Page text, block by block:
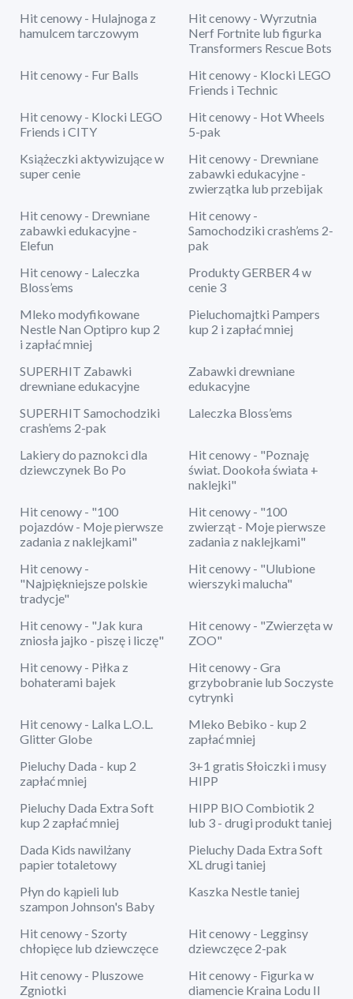
Hit cenowy - Hulajnoga z
hamulcem tarczowym
Hit cenowy - Wyrzutnia
Nerf Fortnite lub figurka
Transformers Rescue Bots
Hit cenowy - Fur Balls
Hit cenowy - Klocki LEGO
Friends i Technic
Hit cenowy - Klocki LEGO
Friends i CITY
Hit cenowy - Hot Wheels
5-pak
Książeczki aktywizujące w
super cenie
Hit cenowy - Drewniane
zabawki edukacyjne -
zwierzątka lub przebijak
Hit cenowy - Drewniane
zabawki edukacyjne -
Elefun
Hit cenowy -
Samochodziki crash’ems 2-
pak
Hit cenowy - Laleczka
Bloss’ems
Produkty GERBER 4 w
cenie 3
Mleko modyfikowane
Nestle Nan Optipro kup 2
i zapłać mniej
Pieluchomajtki Pampers
kup 2 i zapłać mniej
SUPERHIT Zabawki
drewniane edukacyjne
Zabawki drewniane
edukacyjne
SUPERHIT Samochodziki
crash’ems 2-pak
Laleczka Bloss’ems
Lakiery do paznokci dla
dziewczynek Bo Po
Hit cenowy - "Poznaję
świat. Dookoła świata +
naklejki"
Hit cenowy - "100
pojazdów - Moje pierwsze
zadania z naklejkami"
Hit cenowy - "100
zwierząt - Moje pierwsze
zadania z naklejkami"
Hit cenowy -
"Najpiękniejsze polskie
tradycje"
Hit cenowy - "Ulubione
wierszyki malucha"
Hit cenowy - "Jak kura
zniosła jajko - piszę i liczę"
Hit cenowy - "Zwierzęta w
ZOO"
Hit cenowy - Piłka z
bohaterami bajek
Hit cenowy - Gra
grzybobranie lub Soczyste
cytrynki
Hit cenowy - Lalka L.O.L.
Glitter Globe
Mleko Bebiko - kup 2
zapłać mniej
Pieluchy Dada - kup 2
zapłać mniej
3+1 gratis Słoiczki i musy
HIPP
Pieluchy Dada Extra Soft
kup 2 zapłać mniej
HIPP BIO Combiotik 2
lub 3 - drugi produkt taniej
Dada Kids nawilżany
papier totaletowy
Pieluchy Dada Extra Soft
XL drugi taniej
Płyn do kąpieli lub
szampon Johnson's Baby
Kaszka Nestle taniej
Hit cenowy - Szorty
chłopięce lub dziewczęce
Hit cenowy - Legginsy
dziewczęce 2-pak
Hit cenowy - Pluszowe
Zgniotki
Hit cenowy - Figurka w
diamencie Kraina Lodu II